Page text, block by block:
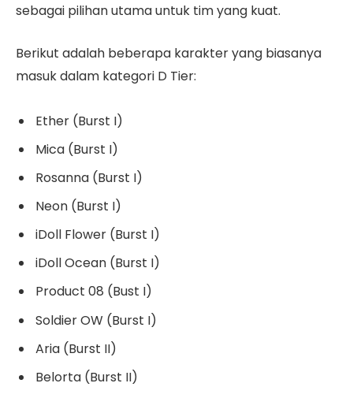
sebagai pilihan utama untuk tim yang kuat.
Berikut adalah beberapa karakter yang biasanya
masuk dalam kategori D Tier:
Ether (Burst I)
Mica (Burst I)
Rosanna (Burst I)
Neon (Burst I)
iDoll Flower (Burst I)
iDoll Ocean (Burst I)
Product 08 (Bust I)
Soldier OW (Burst I)
Aria (Burst II)
Belorta (Burst II)